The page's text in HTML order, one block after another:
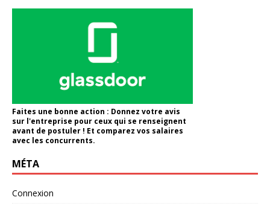
Faites une bonne action : Donnez votre avis
sur l'entreprise pour ceux qui se renseignent
avant de postuler ! Et comparez vos salaires
avec les concurrents.
MÉTA
Connexion